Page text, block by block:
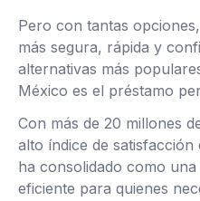
Pero con tantas
más segura, rápida y
alternativas más
México es el préstamo
Con más de 20 millones
alto índice de satisfacción
ha consolidado como
eficiente para quienes